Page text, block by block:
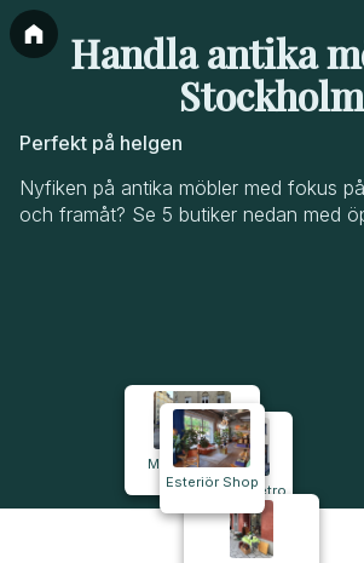
Handla antika
Stockholm
Perfekt på helgen
Nyfiken på antika möbler med fokus
och framåt? Se 5 butiker nedan med
Söders Retro
Milda Matilda
Selection
Esteriör Shop